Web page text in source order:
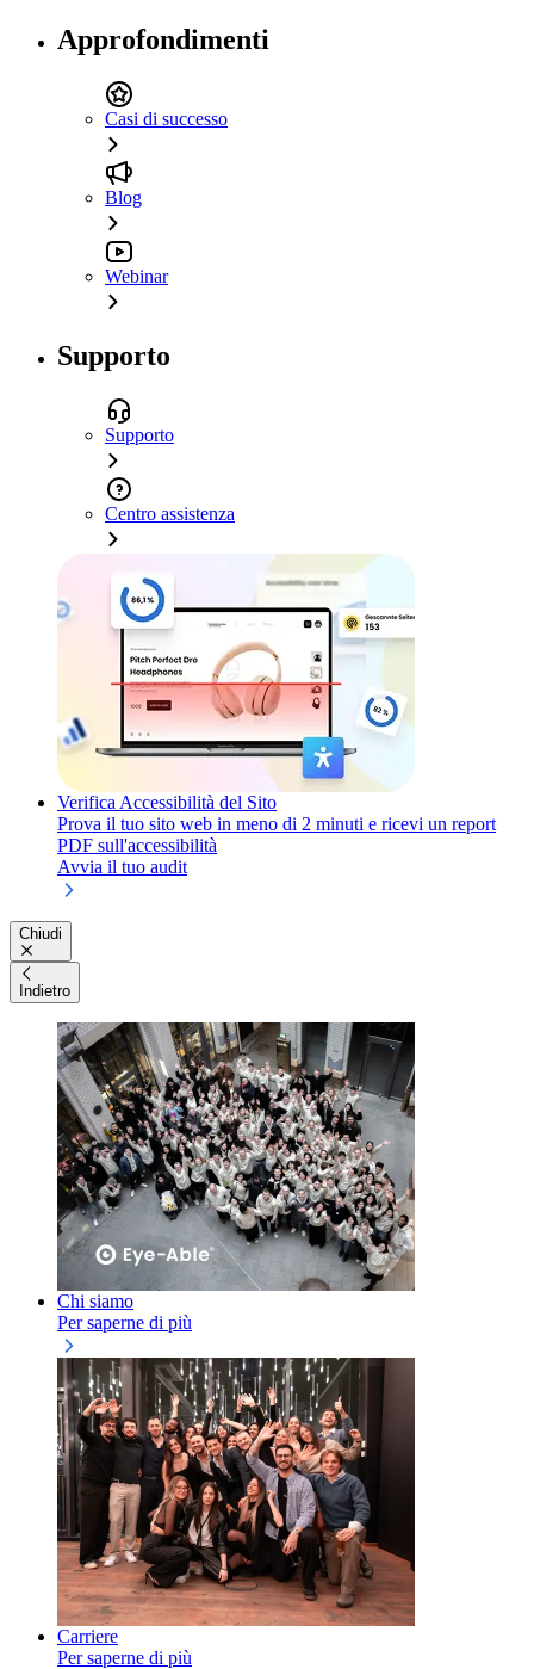
Approfondimenti
Casi di successo
Blog
Webinar
Supporto
Supporto
Centro assistenza
Verifica Accessibilità del Sito
Prova il tuo sito web in meno di 2 minuti e ricevi un report
PDF sull'accessibilità
Avvia il tuo audit
Chiudi
Indietro
Chi siamo
Per saperne di più
Carriere
Per saperne di più